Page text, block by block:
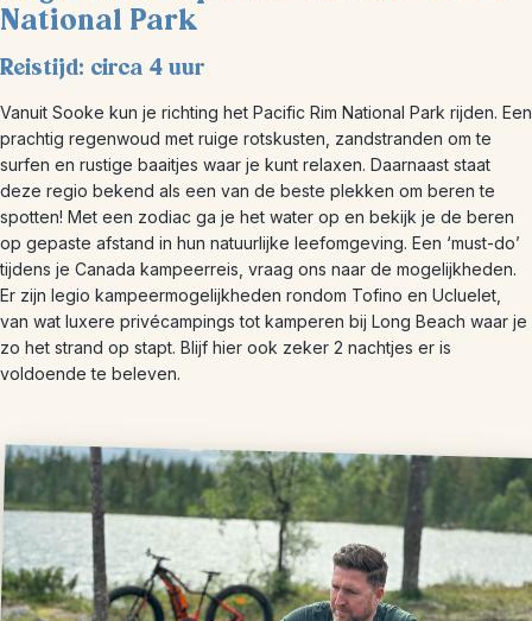
National Park
Reistijd: circa 4 uur
Vanuit Sooke kun je richting het Pacific Rim National Park rijden. Een
prachtig regenwoud met ruige rotskusten, zandstranden om te
surfen en rustige baaitjes waar je kunt relaxen. Daarnaast staat
deze regio bekend als een van de beste plekken om beren te
spotten! Met een zodiac ga je het water op en bekijk je de beren
op gepaste afstand in hun natuurlijke leefomgeving. Een ‘must-do’
tijdens je Canada kampeerreis, vraag ons naar de mogelijkheden.
Er zijn legio kampeermogelijkheden rondom Tofino en Ucluelet,
van wat luxere privécampings tot kamperen bij Long Beach waar je
zo het strand op stapt. Blijf hier ook zeker 2 nachtjes er is
voldoende te beleven.